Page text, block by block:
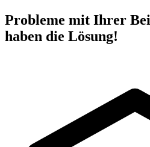
Probleme mit Ihrer
haben die Lösung!